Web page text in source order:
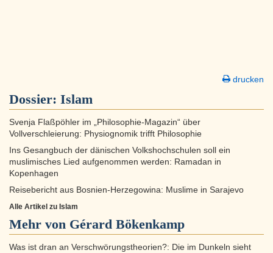
drucken
Dossier: Islam
Svenja Flaßpöhler im „Philosophie-Magazin“ über
Vollverschleierung: Physiognomik trifft Philosophie
Ins Gesangbuch der dänischen Volkshochschulen soll ein
muslimisches Lied aufgenommen werden: Ramadan in
Kopenhagen
Reisebericht aus Bosnien-Herzegowina: Muslime in Sarajevo
Alle Artikel zu Islam
Mehr von Gérard Bökenkamp
Was ist dran an Verschwörungstheorien?: Die im Dunkeln sieht